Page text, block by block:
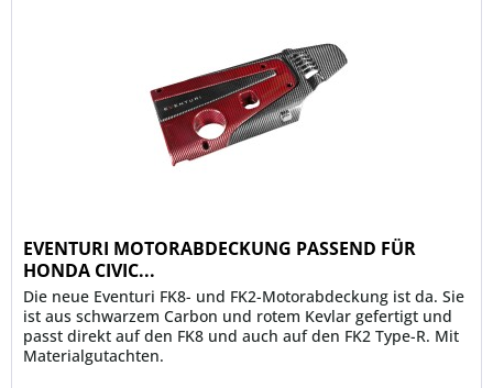
EVENTURI MOTORABDECKUNG PASSEND FÜR
HONDA CIVIC...
Die neue Eventuri FK8- und FK2-Motorabdeckung ist da. Sie
ist aus schwarzem Carbon und rotem Kevlar gefertigt und
passt direkt auf den FK8 und auch auf den FK2 Type-R. Mit
Materialgutachten.